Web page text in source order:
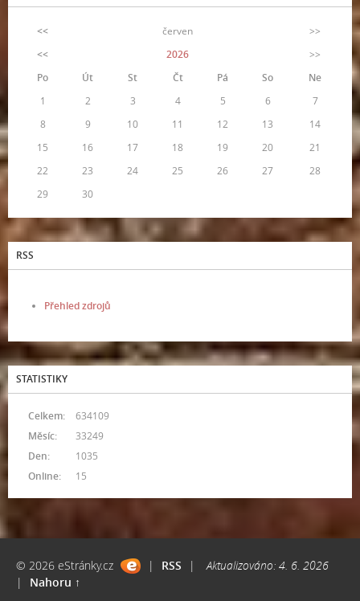
<< červen
>>
<<
2026
>>
Po
Út St Čt Pá So
Ne
1
2 3 4 5 6
7
8
9 10 11 12 13
14
15
16 17 18 19 20
21
22
23 24 25 26 27
28
29
30
RSS
Přehled zdrojů
STATISTIKY
Online: 15
Celkem:
634109
Měsíc:
33249
Den:
1035
© 2026 eStránky.cz | RSS |
Aktualizováno: 4. 6. 2026
|
Nahoru ↑